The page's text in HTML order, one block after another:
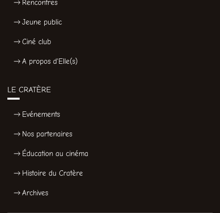
Rencontres
Jeune public
Ciné club
A propos d'Elle(s)
LE CRATÈRE
Evénements
Nos partenaires
Éducation au cinéma
Histoire du Cratère
Archives